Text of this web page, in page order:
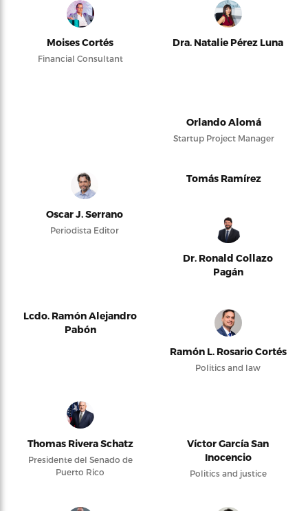
Moises Cortés
Financial Consultant
Dra. Natalie Pérez Luna
Orlando Alomá
Startup Project Manager
Oscar J. Serrano
Periodista Editor
Tomás Ramírez
Dr. Ronald Collazo
Pagán
Lcdo. Ramón Alejandro
Pabón
Ramón L. Rosario Cortés
Politics and law
Thomas Rivera Schatz
Presidente del Senado de
Puerto Rico
Víctor García San
Inocencio
Politics and justice